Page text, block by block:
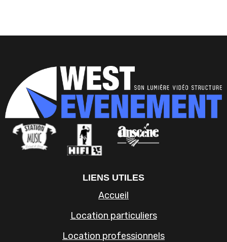
LIENS UTILES
Accueil
Location particuliers
Location professionnels